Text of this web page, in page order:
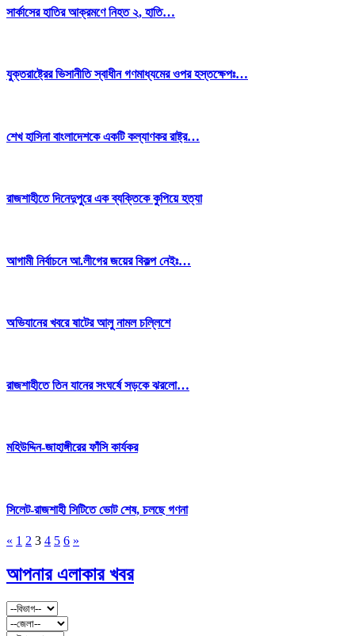
সার্কাসের হাতির আক্রমণে নিহত ২, হাতি…
যুক্তরাষ্ট্রের ভিসানীতি স্বাধীন গণমাধ্যমের ওপর হস্তক্ষেপঃ…
শেখ হাসিনা বাংলাদেশকে একটি কল্যাণকর রাষ্ট্র…
রাজশাহীতে দিনেদুপুরে এক ব্যক্তিকে কুপিয়ে হত্যা
আগামী নির্বাচনে আ.লীগের জয়ের বিকল্প নেইঃ…
অভিযানের খবরে ষাটের আলু নামল চল্লিশে
রাজশাহীতে তিন যানের সংঘর্ষে সড়কে ঝরলো…
মহিউদ্দিন-জাহাঙ্গীরের ফাঁসি কার্যকর
সিলেট-রাজশাহী সিটিতে ভোট শেষ, চলছে গণনা
« 1 2 3 4 5 6 »
আপনার এলাকার খবর